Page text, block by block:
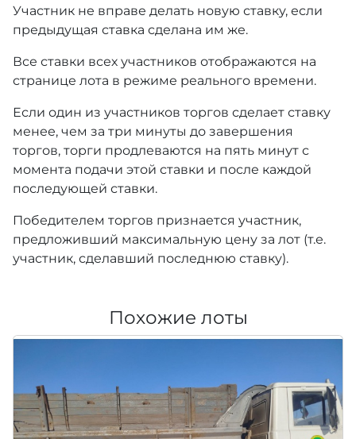
Участник не вправе делать новую ставку, если
предыдущая ставка сделана им же.
Все ставки всех участников отображаются на
странице лота в режиме реального времени.
Если один из участников торгов сделает ставку
менее, чем за три минуты до завершения
торгов, торги продлеваются на пять минут с
момента подачи этой ставки и после каждой
последующей ставки.
Победителем торгов признается участник,
предложивший максимальную цену за лот (т.е.
участник, сделавший последнюю ставку).
Похожие лоты